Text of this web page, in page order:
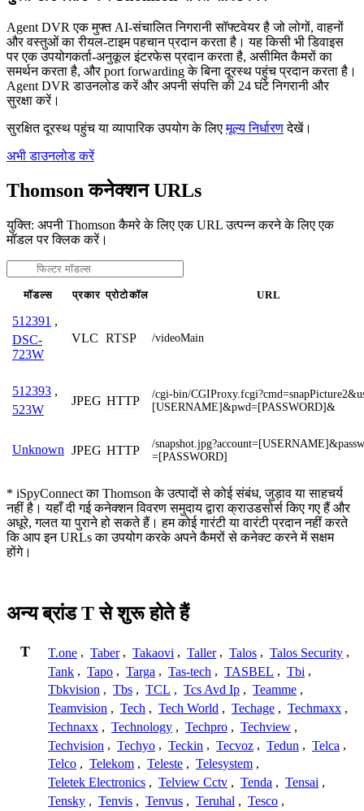
Agent DVR एक मुफ्त AI-संचालित निगरानी सॉफ्टवेयर है जो लोगों, वाहनों
और वस्तुओं का रीयल-टाइम पहचान प्रदान करता है। यह किसी भी डिवाइस
पर एक उपयोगकर्ता-अनुकूल इंटरफेस प्रदान करता है, असीमित कैमरों का
समर्थन करता है, और port forwarding के बिना दूरस्थ पहुंच प्रदान करता है।
Agent DVR डाउनलोड करें और अपनी संपत्ति की 24 घंटे निगरानी और
सुरक्षा करें।
सुरक्षित दूरस्थ पहुंच या व्यापारिक उपयोग के लिएमूल्य निर्धारणदेखें।
अभी डाउनलोड करें
Thomson कनेक्शन URLs
युक्ति: अपनी Thomson कैमरे के लिए एक URL उत्पन्न करने के लिए एक
मॉडल पर क्लिक करें।
मॉडल्स प्रकार प्रोटोकॉल URL
512391 ,
DSC-
723W
VLC RTSP /videoMain
512393 ,
523W
JPEG HTTP
/cgi-bin/
[USERNAME]&pwd=[PASSWORD]&
Unknown JPEG HTTP
/
=[PASSWORD]
* iSpyConnect का Thomson के उत्पादों से कोई संबंध, जुड़ाव या साहचर्य
नहीं है। यहाँ दी गई कनेक्शन विवरण समुदाय द्वारा क्राउडसोर्स किए गए हैं और
अधूरे, गलत या पुराने हो सकते हैं। हम कोई गारंटी या वारंटी प्रदान नहीं करते
कि आप इन URLs का उपयोग करके अपने कैमरों से कनेक्ट करने में सक्षम
होंगे।
अन्य ब्रांड T से शुरू होते हैं
T T.one , Taber , Takaovi , Taller , Talos , Talos Security ,
Tank , Tapo , Targa , Tas-tech , TASBEL , Tbi ,
Tbkvision , Tbs , TCL , Tcs Avd Ip , Teamme ,
Teamvision , Tech , Tech World , Techage , Techmaxx ,
Technaxx , Technology , Techpro , Techview ,
Techvision , Techyo , Teckin , Tecvoz , Tedun , Telca ,
Telco , Telekom , Teleste , Telesystem ,
Teletek Electronics , Telview Cctv , Tenda , Tensai ,
Tensky , Tenvis , Tenvus , Teruhal , Tesco ,